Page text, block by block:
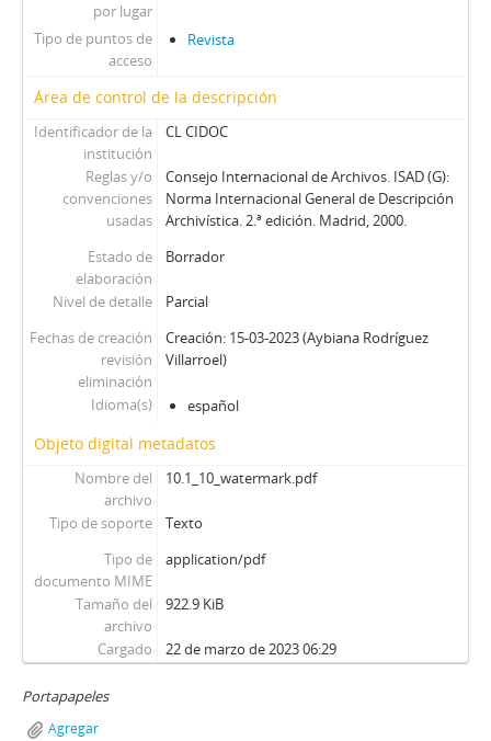
por lugar
Tipo de puntos de
acceso
Revista
Área de control de la descripción
Identificador de la
institución
CL CIDOC
Reglas y/o
convenciones
usadas
Consejo Internacional de Archivos. ISAD (G):
Norma Internacional General de Descripción
Archivística. 2.ª edición. Madrid, 2000.
Estado de
elaboración
Borrador
Nivel de detalle
Parcial
Fechas de creación
revisión
eliminación
Creación: 15-03-2023 (Aybiana Rodríguez
Villarroel)
Idioma(s) español
Objeto digital metadatos
Nombre del
archivo
10.1_10_watermark.pdf
Tipo de soporte
Texto
Tipo de
documento MIME
application/pdf
Tamaño del
archivo
922.9 KiB
Cargado 22 de marzo de 2023 06:29
Portapapeles
Agregar